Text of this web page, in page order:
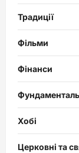
Традиції
Фільми
Фінанси
Хобі
Церковні та